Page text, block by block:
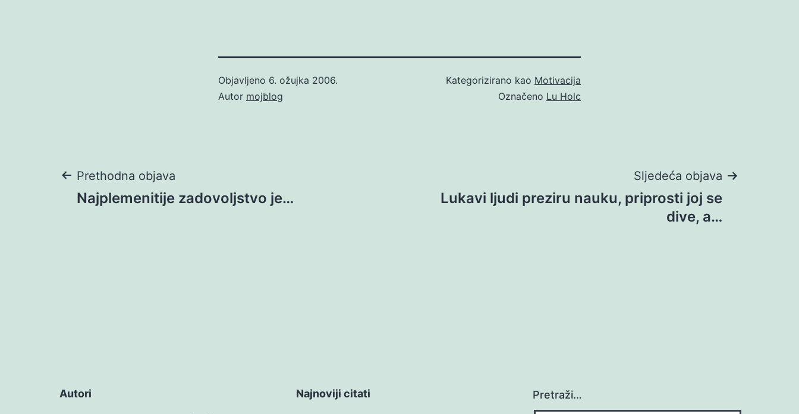
Objavljeno 6. ožujka 2006.
Autor mojblog
Kategorizirano kao Motivacija
Označeno Lu Holc
Navigacija
Prethodna objava
Najplemenitije zadovoljstvo je…
Sljedeća objava
Lukavi ljudi preziru nauku, priprosti joj se
dive, a…
Autori Najnoviji citati Pretraži…